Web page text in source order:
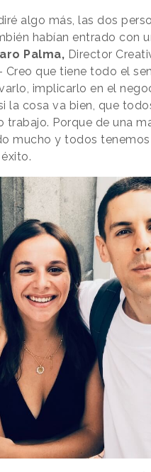
algo más, las dos
habían entrado con
Palma, Director
Creo que tiene todo el
implicarlo en el
la cosa va bien, que
Porque de una
mucho y todos